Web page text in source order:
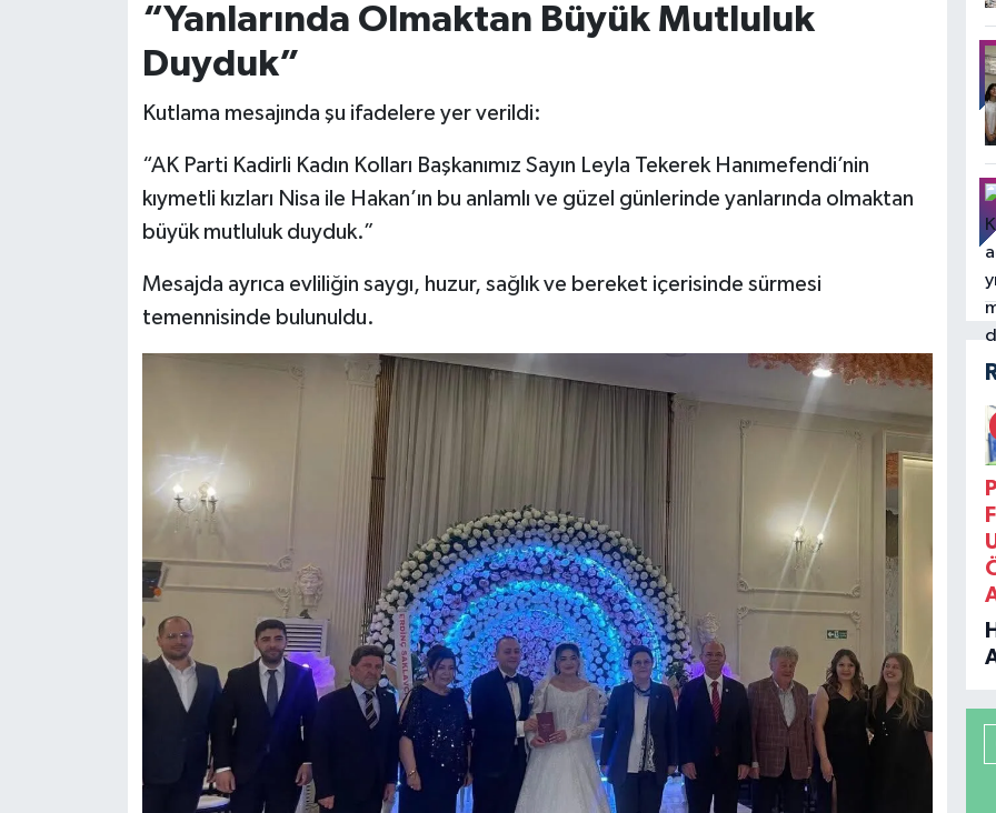
“Yanlarında Olmaktan Büyük Mutluluk
Duyduk”
Kutlama mesajında şu ifadelere yer verildi:
“AK Parti Kadirli Kadın Kolları Başkanımız Sayın Leyla Tekerek Hanımefendi’nin
kıymetli kızları Nisa ile Hakan’ın bu anlamlı ve güzel günlerinde yanlarında olmaktan
büyük mutluluk duyduk.”
Mesajda ayrıca evliliğin saygı, huzur, sağlık ve bereket içerisinde sürmesi
temennisinde bulunuldu.